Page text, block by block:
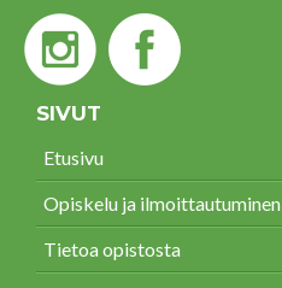
SIVUT
Etusivu
Opiskelu ja ilmoittautuminen
Tietoa opistosta